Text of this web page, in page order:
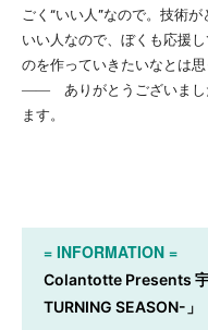
ごく“いい人”なので。技術
いい人なので、ぼくも応援
のを作っていきたいなとは
―― ありがとうございまし
ます。
= INFORMATION =
Colantotte Presents
TURNING SEASON-」